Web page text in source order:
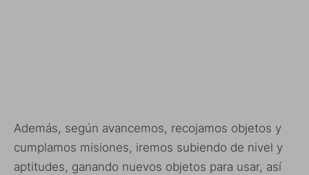
Además, según avancemos, recojamos objetos y
cumplamos misiones, iremos subiendo de nivel y
aptitudes, ganando nuevos objetos para usar, así